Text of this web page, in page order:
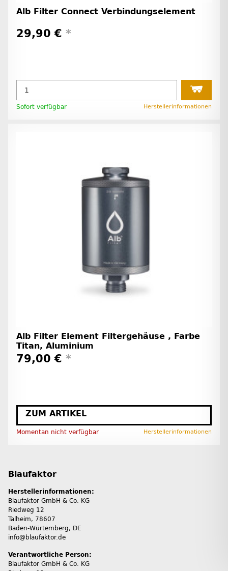
Alb Filter Connect Verbindungselement
29,90 € *
Sofort verfügbar Herstellerinformationen
Alb Filter Element Filtergehäuse , Farbe
Titan, Aluminium
79,00 € *
ZUM ARTIKEL
Momentan nicht verfügbar Herstellerinformationen
Blaufaktor
Herstellerinformationen:
Blaufaktor GmbH & Co. KG
Riedweg 12
Talheim, 78607
Baden-Würtemberg, DE
info@blaufaktor.de
Verantwortliche Person:
Blaufaktor GmbH & Co. KG